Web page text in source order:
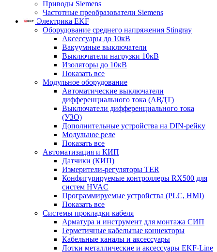
Приводы Siemens
Частотные преобразователи Siemens
Электрика EKF
Оборудование среднего напряжения Stingray
Аксессуары до 10кВ
Вакуумные выключатели
Выключатели нагрузки 10кВ
Изоляторы до 10кВ
Показать все
Модульное оборудование
Автоматические выключатели
дифференциального тока (АВДТ)
Выключатели дифференциального тока
(УЗО)
Дополнительные устройства на DIN-рейку
Модульное реле
Показать все
Автоматизация и КИП
Датчики (КИП)
Измерители-регуляторы TER
Конфигурируемые контроллеры RX500 для
систем HVAC
Программируемые устройства (PLC, HMI)
Показать все
Системы прокладки кабеля
Арматура и инструмент для монтажа СИП
Герметичные кабельные коннекторы
Кабельные каналы и аксессуары
Лотки металлические и аксессуары EKF-Line